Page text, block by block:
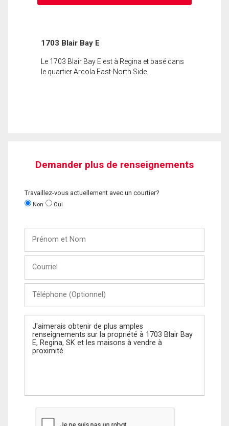
1703 Blair Bay E
Le 1703 Blair Bay E est à Regina et basé dans
le quartier Arcola East-North Side.
Demander plus de renseignements
Travaillez-vous actuellement avec un courtier?
Non Oui
Nom
(Optionnel)
Message